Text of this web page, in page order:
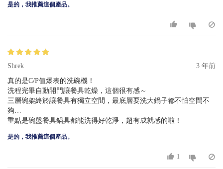
是的，我推薦這個產品。
Shrek 3 年前
真的是C/P值爆表的洗碗機！
洗程完畢自動開門讓餐具乾燥，這個很有感～
三層碗架終於讓餐具有獨立空間，最底層要洗大鍋子都不怕空間不
夠…
重點是碗盤餐具鍋具都能洗得好乾淨，超有成就感的啦！
是的，我推薦這個產品。
1